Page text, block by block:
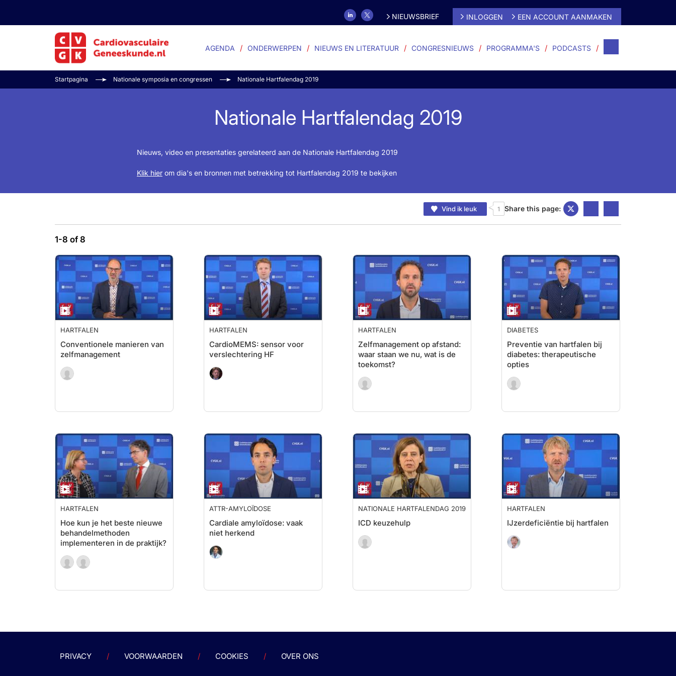
NIEUWSBRIEF INLOGGEN EEN ACCOUNT AANMAKEN
AGENDA ONDERWERPEN NIEUWS EN LITERATUUR CONGRESNIEUWS PROGRAMMA'S PODCASTS
Startpagina Nationale symposia en congressen Nationale Hartfalendag 2019
Nationale Hartfalendag 2019
Nieuws, video en presentaties gerelateerd aan de Nationale Hartfalendag 2019
Klik hier om dia's en bronnen met betrekking tot Hartfalendag 2019 te bekijken
Vind ik leuk 1 Share this page:
1-8 of 8
HARTFALEN
Conventionele manieren van
zelfmanagement
HARTFALEN
CardioMEMS: sensor voor
verslechtering HF
HARTFALEN
Zelfmanagement op afstand:
waar staan we nu, wat is de
toekomst?
DIABETES
Preventie van hartfalen bij
diabetes: therapeutische
opties
HARTFALEN
Hoe kun je het beste nieuwe
behandelmethoden
implementeren in de praktijk?
ATTR-AMYLOÏDOSE
Cardiale amyloïdose: vaak
niet herkend
NATIONALE HARTFALENDAG 2019
ICD keuzehulp
HARTFALEN
IJzerdeficiëntie bij hartfalen
PRIVACY VOORWAARDEN COOKIES OVER ONS